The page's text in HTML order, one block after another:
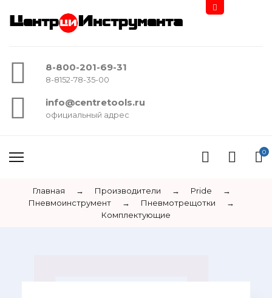
Центр Инструмента
8-800-201-69-31
8-8152-78-35-00
info@centretools.ru
официальный адрес
0
Главная → Производители → Pride
→
Пневмоинструмент
→ Пневмотрещотки
→
Комплектующие